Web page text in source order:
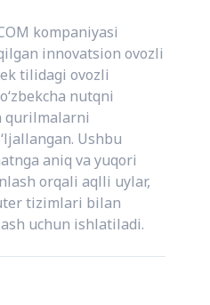
kompaniyasi
innovatsion ovozli
tilidagi ovozli
nutqni
qurilmalarni
Ushbu
aniq va yuqori
orqali aqlli uylar,
tizimlari bilan
uchun ishlatiladi.